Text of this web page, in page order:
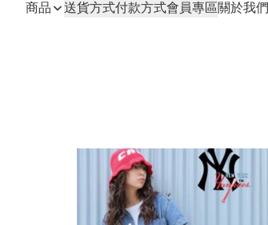
商品 送貨方式付款方式會員專區關於我們